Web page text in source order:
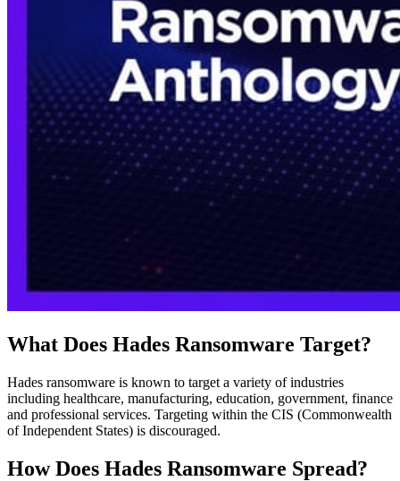
What Does Hades Ransomware Target?
Hades ransomware is known to target a variety of industries
including healthcare, manufacturing, education, government, finance
and professional services. Targeting within the CIS (Commonwealth
of Independent States) is discouraged.
How Does Hades Ransomware Spread?